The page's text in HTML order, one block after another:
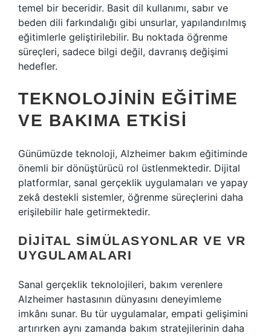
temel bir beceridir. Basit dil kullanımı, sabır ve
beden dili farkındalığı gibi unsurlar, yapılandırılmış
eğitimlerle geliştirilebilir. Bu noktada öğrenme
süreçleri, sadece bilgi değil, davranış değişimi
hedefler.
TEKNOLOJININ EĞITIME
VE BAKIMA ETKISI
Günümüzde teknoloji, Alzheimer bakım eğitiminde
önemli bir dönüştürücü rol üstlenmektedir. Dijital
platformlar, sanal gerçeklik uygulamaları ve yapay
zekâ destekli sistemler, öğrenme süreçlerini daha
erişilebilir hale getirmektedir.
DIJITAL SIMÜLASYONLAR VE VR
UYGULAMALARI
Sanal gerçeklik teknolojileri, bakım verenlere
Alzheimer hastasının dünyasını deneyimleme
imkânı sunar. Bu tür uygulamalar, empati gelişimini
artırırken aynı zamanda bakım stratejilerinin daha